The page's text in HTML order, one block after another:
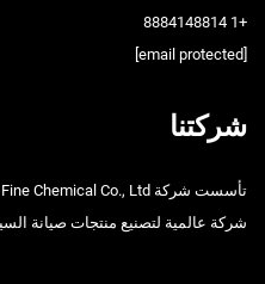
+1 8884148814
شركتنا
شركة عالمية لتصنيع منتجات صيانة